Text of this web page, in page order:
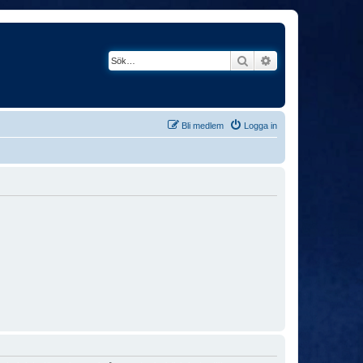
Sök
Logga in
Bli medlem